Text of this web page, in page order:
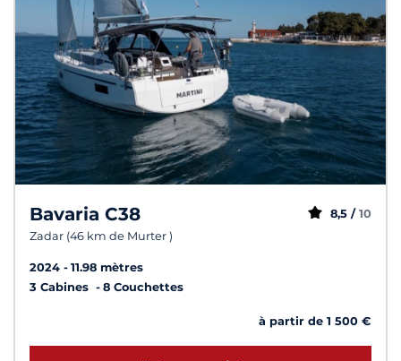
Bavaria C38
Zadar (46 km de Murter )
8,5 / 10
2024
11.98 mètres
3 Cabines
8 Couchettes
à partir de 1 500 €